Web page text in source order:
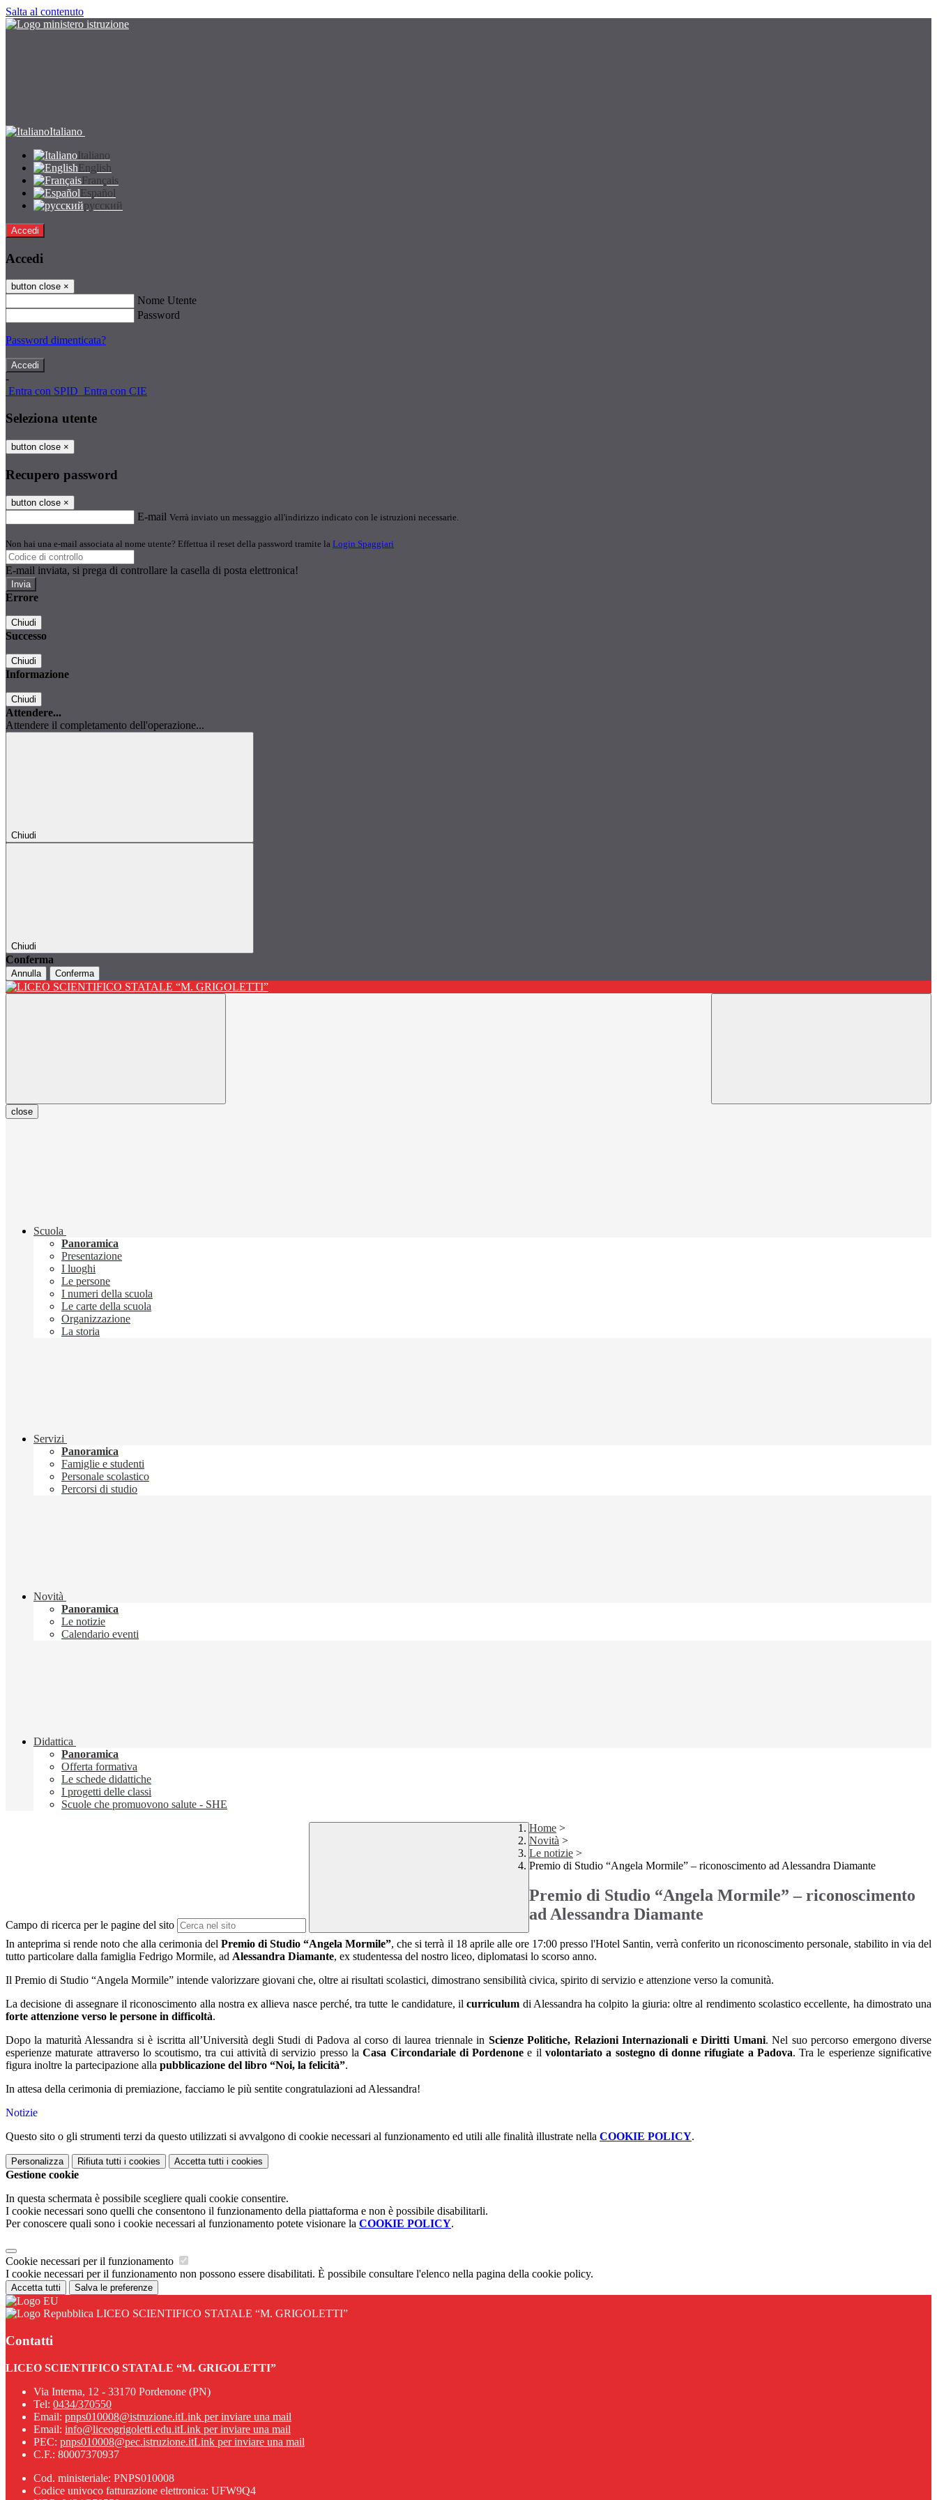
Salta al contenuto
Italiano
Italiano
English
Français
Español
русский
Accedi
Accedi
button close ×
Nome Utente
Password
Password dimenticata?
-
Entra con SPID Entra con CIE
Seleziona utente
button close ×
Recupero password
button close ×
E-mail Verrà inviato un messaggio all'indirizzo indicato con le istruzioni necessarie.
Non hai una e-mail associata al nome utente? Effettua il reset della password tramite la Login Spaggiari
E-mail inviata, si prega di controllare la casella di posta elettronica!
Errore
Chiudi
Successo
Chiudi
Informazione
Chiudi
Attendere...
Attendere il completamento dell'operazione...
Chiudi
Chiudi
Conferma
Annulla Conferma
close
Scuola
Panoramica
Presentazione
I luoghi
Le persone
I numeri della scuola
Le carte della scuola
Organizzazione
La storia
Servizi
Panoramica
Famiglie e studenti
Personale scolastico
Percorsi di studio
Novità
Panoramica
Le notizie
Calendario eventi
Didattica
Panoramica
Offerta formativa
Le schede didattiche
I progetti delle classi
Scuole che promuovono salute - SHE
Campo di ricerca per le pagine del sito
Home >
Novità >
Le notizie >
Premio di Studio “Angela Mormile” – riconoscimento ad Alessandra Diamante
Premio di Studio “Angela Mormile” – riconoscimento
ad Alessandra Diamante
In anteprima si rende notoche allacerimonia delPremio di Studio “Angela Mormile”,che si terrà il 18 aprile alle ore 17:00 presso l'Hotel Santin, verrà conferito un riconoscimento personale, stabilito in via del
tutto particolare dalla famiglia Fedrigo Mormile, ad Alessandra Diamante, ex studentessa del nostro liceo, diplomatasi lo scorso anno.
Il Premio di Studio “Angela Mormile” intende valorizzare giovani che, oltre ai risultati scolastici, dimostrano sensibilità civica, spirito di servizio e attenzione verso la comunità.
La decisione di assegnare il riconoscimento alla nostra ex allieva nasce perché, tra tutte le candidature, ilcurriculum di Alessandra ha colpito la giuria: oltre al rendimento scolastico eccellente, ha dimostrato una
forte attenzione verso le persone in difficoltà.
Dopo la maturità Alessandra si è iscritta all’Università degli Studi di Padova al corso di laurea triennale in Scienze Politiche, Relazioni Internazionali e Diritti Umani. Nel suo percorso emergono diverse
esperienze maturate attraverso lo scoutismo, tra cui attività di servizio presso laCasa Circondariale di Pordenone e il volontariato a sostegno di donne rifugiate a Padova. Tra le esperienze significative
figura inoltre la partecipazione alla pubblicazione del libro “Noi, la felicità”.
In attesa della cerimonia di premiazione, facciamo le più sentite congratulazioni ad Alessandra!
Notizie
Questo sito o gli strumenti terzi da questo utilizzati si avvalgono di cookie necessari al funzionamento ed utili alle finalità illustrate nella COOKIE POLICY.
Personalizza Rifiuta tutti i cookies Accetta tutti i cookies
Gestione cookie
In questa schermata è possibile scegliere quali cookie consentire.
I cookie necessari sono quelli che consentono il funzionamento della piattaforma e non è possibile disabilitarli.
Per conoscere quali sono i cookie necessari al funzionamento potete visionare la COOKIE POLICY.
Cookie necessari per il funzionamento
I cookie necessari per il funzionamento non possono essere disabilitati. È possibile consultare l'elenco nella pagina della cookie policy.
Accetta tutti Salva le preferenze
LICEO SCIENTIFICO STATALE “M. GRIGOLETTI”
Contatti
LICEO SCIENTIFICO STATALE “M. GRIGOLETTI”
Via Interna, 12 - 33170 Pordenone (PN)
Tel: 0434/370550
Email: pnps010008@istruzione.itLink per inviare una mail
Email: info@liceogrigoletti.edu.itLink per inviare una mail
PEC: pnps010008@pec.istruzione.itLink per inviare una mail
C.F.: 80007370937
Cod. ministeriale: PNPS010008
Codice univoco fatturazione elettronica: UFW9Q4